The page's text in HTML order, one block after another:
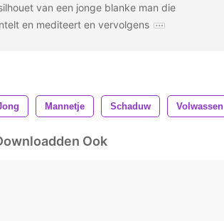
van een jonge blanke man die
en mediteert en vervolgens
Mannetje Schaduw Volwassen
Ook